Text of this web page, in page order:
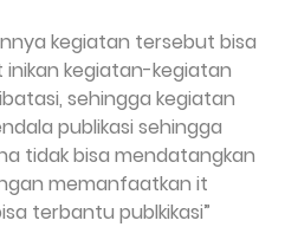
kegiatan tersebut bisa
inikan kegiatan-kegiatan
sehingga kegiatan
publikasi sehingga
tidak bisa mendatangkan
memanfaatkan it
terbantu publkikasi”